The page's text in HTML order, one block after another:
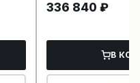
336 840 ₽
В